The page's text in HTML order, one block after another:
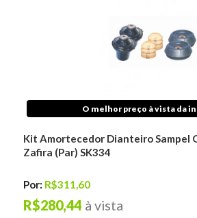
O melhor preço à vista da
Kit Amortecedor Dianteiro Sampel
Zafira (Par) SK334
Por: R$311,60
à vista
R$280,44